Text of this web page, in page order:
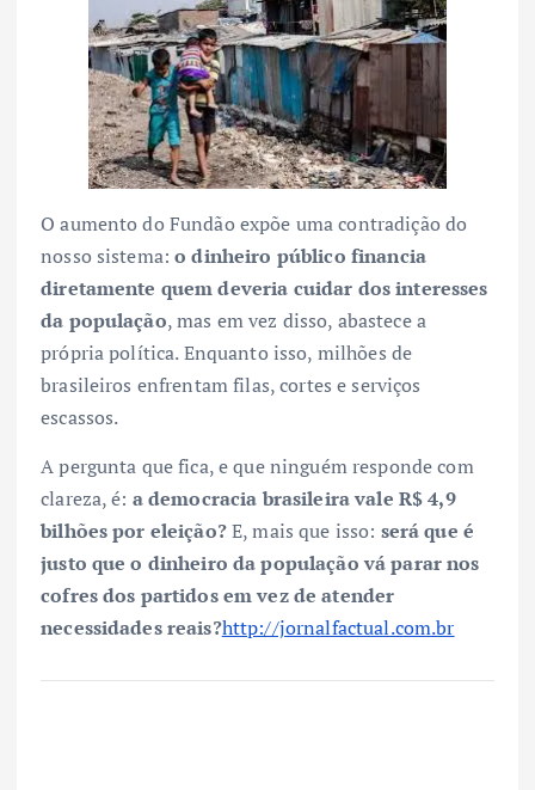
O aumento do Fundão expõe uma contradição do
nosso sistema:o dinheiro público financia
diretamente quem deveria cuidar dos interesses
da população, mas em vez disso, abastece a
própria política. Enquanto isso, milhões de
brasileiros enfrentam filas, cortes e serviços
escassos.
A pergunta que fica, e que ninguém responde com
clareza, é: a democracia brasileira vale R$ 4,9
bilhões por eleição?E, mais que isso: será que é
justo que o dinheiro da população vá parar nos
cofres dos partidos em vez de atender
necessidades reais?http://jornalfactual.com.br